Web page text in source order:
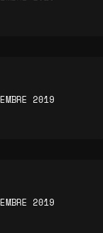
2019
2019